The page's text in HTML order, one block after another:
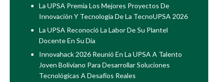
La UPSA Premia Los Mejores Proyectos De
Innovación Y Tecnología De La TecnoUPSA 2026
La UPSA Reconoció La Labor De Su Plantel
Docente En Su Día
Innovahack 2026 Reunió En La UPSA A Talento
Joven Boliviano Para Desarrollar Soluciones
Tecnológicas A Desafíos Reales